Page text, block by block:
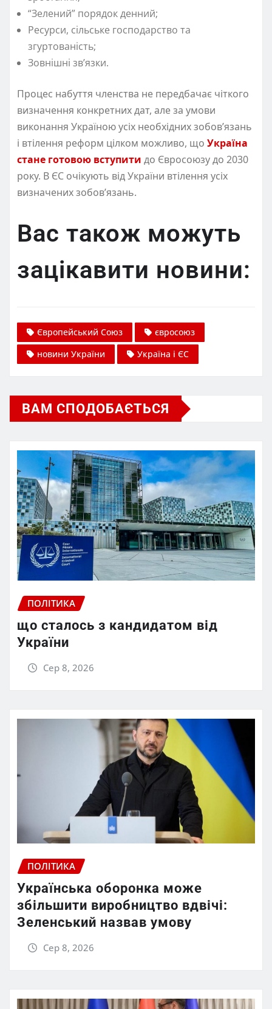
“Зелений” порядок денний;
Ресурси, сільське господарство та
згуртованість;
Зовнішні зв’язки.
Процес набуття членства не передбачає чіткого
визначення конкретних дат, але за умови
виконання Україною усіх необхідних зобов’язань
і втілення реформ цілком можливо, що Україна
стане готовою вступити до Євросоюзу до 2030
року. В ЄС очікують від України втілення усіх
визначених зобов’язань.
Вас також можуть
зацікавити новини:
Європейський Союз
євросоюз
новини України
Україна і ЄС
ВАМ СПОДОБАЄТЬСЯ
ПОЛІТИКА
що сталось з кандидатом від
України
Сер 8, 2026
ПОЛІТИКА
Українська оборонка може
збільшити виробництво вдвічі:
Зеленський назвав умову
Сер 8, 2026